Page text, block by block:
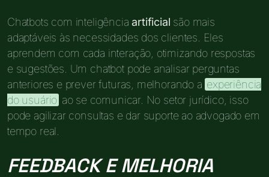
Chatbots com inteligênciaartificial são mais
adaptáveis às necessidades dos clientes. Eles
aprendem com cada interação, otimizando respostas
e sugestões. Um chatbot pode analisar perguntas
anteriores e prever futuras, melhorando a experiência
do usuário ao se comunicar. No setor jurídico, isso
pode agilizar consultas e dar suporte ao advogado em
tempo real.
FEEDBACK E MELHORIA